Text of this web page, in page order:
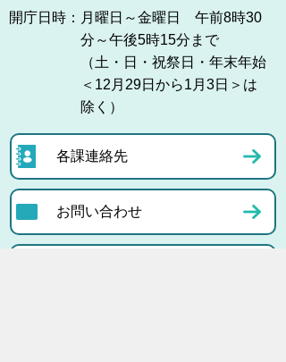
開庁日時： 月曜日～金曜日 午前8時30
分～午後5時15分まで
（土・日・祝祭日・年末年始
＜12月29日から1月3日＞は
除く）
各課連絡先
お問い合わせ